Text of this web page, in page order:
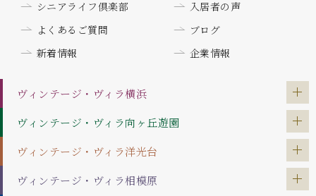
シニアライフ倶楽部
入居者の声
よくあるご質問
ブログ
新着情報
企業情報
ヴィンテージ・ヴィラ横浜
ヴィンテージ・ヴィラ向ヶ丘遊園
ヴィンテージ・ヴィラ洋光台
ヴィンテージ・ヴィラ相模原